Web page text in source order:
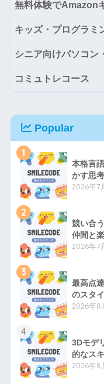
無料体験でAmazon
キッズ・プログラミ
シニア向けパソコン
コミュトレコース
Popular
1
本格言
かす思
2026年7
2
競い合
仲間と
2026年7
3
最高点
のスタ
2026年8
4
3Dモデ
的なス
2026年8